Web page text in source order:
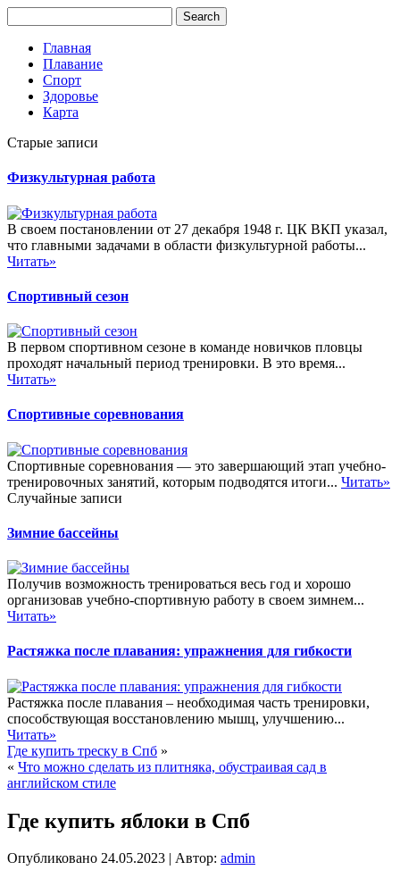
Главная
Плавание
Спорт
Здоровье
Карта
Старые записи
Физкультурная работа
В своем постановлении от 27 декабря 1948 г. ЦК ВКП указал,
что главными задачами в области физкультурной работы...
Читать»
Спортивный сезон
В первом спортивном сезоне в команде новичков пловцы
проходят начальный период тренировки. В это время...
Читать»
Спортивные соревнования
Спортивные соревнования — это завершающий этап учебно-
тренировочных занятий, которым подводятся итоги... Читать»
Случайные записи
Зимние бассейны
Получив возможность тренироваться весь год и хорошо
организовав учебно-спортивную работу в своем зимнем...
Читать»
Растяжка после плавания: упражнения для гибкости
Растяжка после плавания – необходимая часть тренировки,
способствующая восстановлению мышц, улучшению...
Читать»
Где купить треску в Спб »
« Что можно сделать из плитняка, обустраивая сад в
английском стиле
Где купить яблоки в Спб
Опубликовано 24.05.2023 Автор: admin